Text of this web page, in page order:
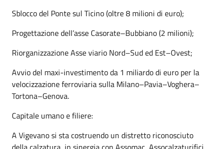
Sblocco del Ponte sul Ticino (oltre 8 milioni di euro);
Progettazione dell’asse Casorate–Bubbiano (2 milioni);
Riorganizzazione Asse viario Nord–Sud ed Est–Ovest;
Avvio del maxi-investimento da 1 miliardo di euro per la
velocizzazione ferroviaria sulla Milano–Pavia–Voghera–
Tortona–Genova.
Capitale umano e filiere:
A Vigevano si sta costruendo un distretto riconosciuto